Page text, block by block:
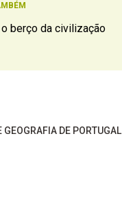
o berço da civilização
GEOGRAFIA DE PORTUGAL